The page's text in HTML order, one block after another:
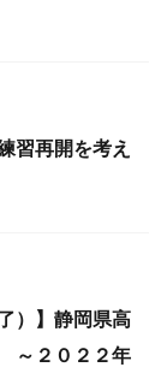
習再開を考え
）】静岡県高
～２０２２年